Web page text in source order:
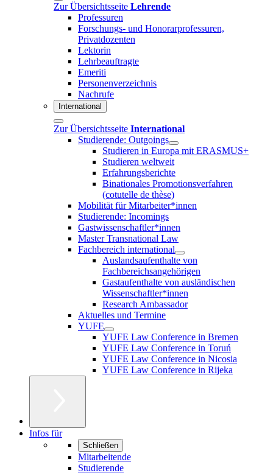
Zur Übersichtsseite Lehrende
Professuren
Forschungs- und Honorarprofessuren,
Privatdozenten
Lektorin
Lehrbeauftragte
Emeriti
Personenverzeichnis
Nachrufe
International
Zur Übersichtsseite International
Studierende: Outgoings
Studieren in Europa mit ERASMUS+
Studieren weltweit
Erfahrungsberichte
Binationales Promotionsverfahren
(cotutelle de thèse)
Mobilität für Mitarbeiter*innen
Studierende: Incomings
Gastwissenschaftler*innen
Master Transnational Law
Fachbereich international
Auslandsaufenthalte von
Fachbereichsangehörigen
Gastaufenthalte von ausländischen
Wissenschaftler*innen
Research Ambassador
Aktuelles und Termine
YUFE
YUFE Law Conference in Bremen
YUFE Law Conference in Toruń
YUFE Law Conference in Nicosia
YUFE Law Conference in Rijeka
Infos für
Schließen
Mitarbeitende
Studierende